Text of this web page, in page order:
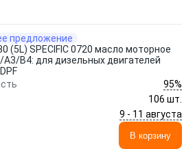
предложение
(5L) SPECIFIC 0720 масло моторное
А3/В4: для дизельных двигателей
95%
106 шт.
9 - 11 августа
В корзину